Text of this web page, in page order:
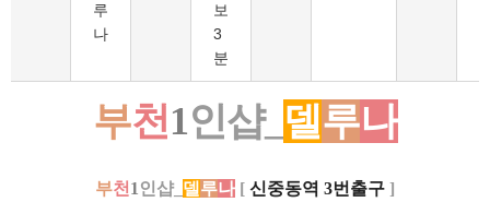
루
나
보
3
분
부천1인샵_ 델루나
부천 1 인샵_ 델 루나 [ 신중동역 3번출구 ]